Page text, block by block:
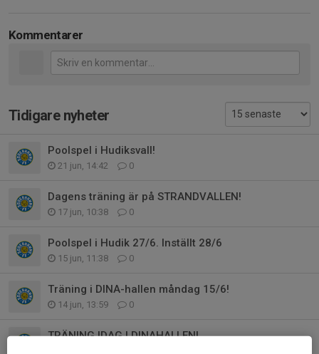
Kommentarer
Tidigare nyheter
Poolspel i Hudiksvall!
21 jun, 14:42 0
Dagens träning är på STRANDVALLEN!
17 jun, 10:38 0
Poolspel i Hudik 27/6. Inställt 28/6
15 jun, 11:38 0
Träning i DINA-hallen måndag 15/6!
14 jun, 13:59 0
TRÄNING IDAG I DINAHALLEN!